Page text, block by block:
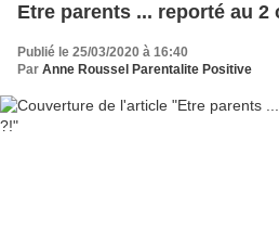
Etre parents ... reporté au 2
Publié le 25/03/2020 à 16:40
Par Anne Roussel Parentalite Positive